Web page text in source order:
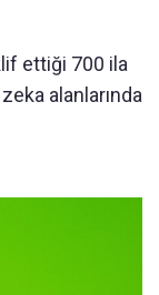
ettiği 700 ila
alanlarında